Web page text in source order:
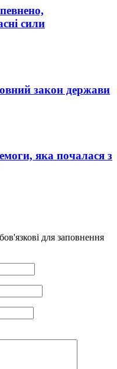
сили
закон держави
яка почалася з
для заповнення